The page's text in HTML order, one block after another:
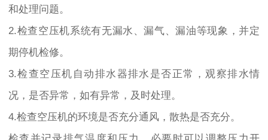
和处理问题。
2.检查空压机系统有无漏水、漏气、漏油等现象，并定
期停机检修。
3.检查空压机自动排水器排水是否正常，观察排水情
况，是否异常，如有异常，及时处理。
4.检查空压机的环境是否充分通风，散热是否充分。